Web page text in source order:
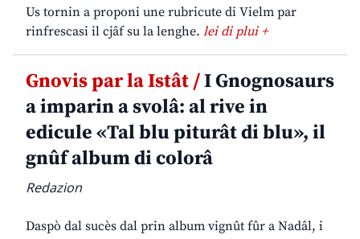
Us tornin a proponi une rubricute di Vielm par
rinfrescasi il cjâf su la lenghe. lei di plui +
Gnovis par la Istât /I Gnognosaurs
a imparin a svolâ: al rive in
edicule «Tal blu piturât di blu», il
gnûf album di colorâ
Redazion
Daspò dal sucès dal prin album vignût fûr a Nadâl, i